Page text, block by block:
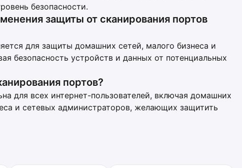
безопасности.
защиты от сканирования портов
для защиты домашних сетей, малого бизнеса и
безопасность устройств и данных от потенциальных
портов?
для всех интернет-пользователей, включая домашних
и сетевых администраторов, желающих защитить